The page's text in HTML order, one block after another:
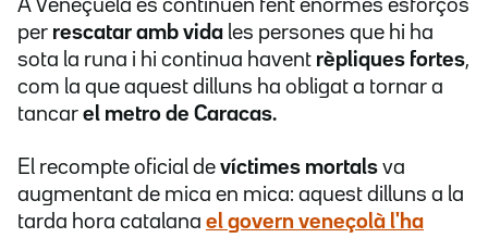
A Veneçuela es continuen fent enormes esforços
per rescatar amb vida les persones que hi ha
sota la runa i hi continua havent rèpliques fortes,
com la que aquest dilluns ha obligat a tornar a
tancar el metro de Caracas.
El recompte oficial de víctimes mortals va
augmentant de mica en mica: aquest dilluns a la
tarda hora catalana el govern veneçolà l'ha